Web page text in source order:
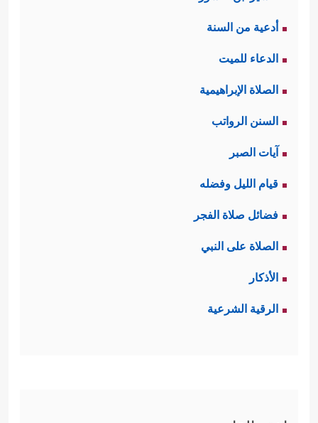
أدعية من السنة
الدعاء للميت
الصلاة الإبراهيمية
السنن الرواتب
آيات الصبر
قيام الليل وفضله
فضائل صلاة الفجر
الصلاة على النبي
الأذكار
الرقية الشرعية